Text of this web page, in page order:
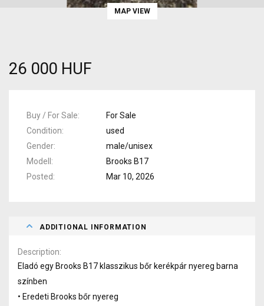
MAP VIEW
26 000 HUF
Buy / For Sale
For Sale
Condition
used
Gender
male/unisex
Modell
Brooks B17
Posted
Mar 10, 2026
ADDITIONAL INFORMATION
Description
Eladó egy Brooks B17 klasszikus bőr kerékpár nyereg barna
színben
• Eredeti Brooks bőr nyereg